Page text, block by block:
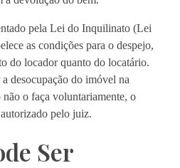
pela Lei do Inquilinato (Lei
as condições para o despejo,
do locador quanto do locatário.
desocupação do imóvel na
o faça voluntariamente, o
pelo juiz.
Ser